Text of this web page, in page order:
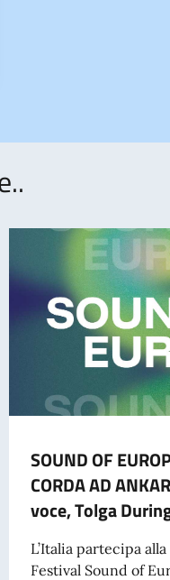
SOUND OF
CORDA AD
voce, Tolga
L’Italia partecipa
Festival Sound of